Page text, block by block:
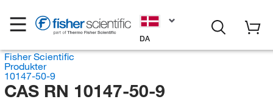
DA
Fisher Scientific
Produkter
10147-50-9
CAS RN 10147-50-9